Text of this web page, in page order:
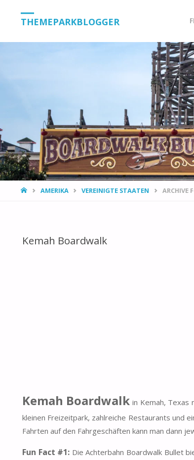
THEMEPARKBLOGGER
HOMEAMERIKA VEREINIGTE STAATEN ARCHIVE
Kemah Boardwalk
Kemah Boardwalk in Kemah, Texas
kleinen Freizeitpark, zahlreiche Restaurants und
Fahrten auf den Fahrgeschäften kann man dann
Fun Fact #1: Die Achterbahn Boardwalk Bullet